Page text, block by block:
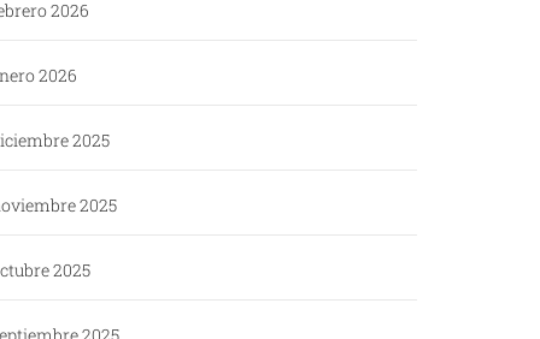
2026
2026
2025
2025
2025